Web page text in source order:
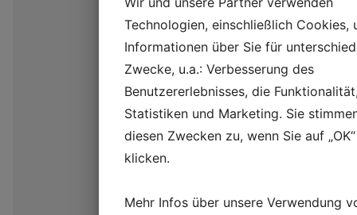
Technologien, einschließlich Cookies,
Informationen über Sie für
Zwecke, u.a.: Verbesserung des
Benutzererlebnisses, die
Statistiken und Marketing. Sie
diesen Zwecken zu, wenn Sie auf „OK“
klicken.
Mehr Infos über unsere Verwendung